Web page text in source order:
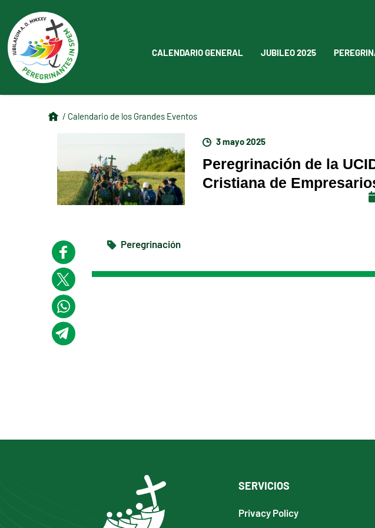
CALENDARIO GENERAL JUBILEO 2025
/ Calendario de los Grandes Eventos
3 mayo 2025
Peregrinación de la
Cristiana de
Peregrinación
SERVICIOS
Privacy Policy